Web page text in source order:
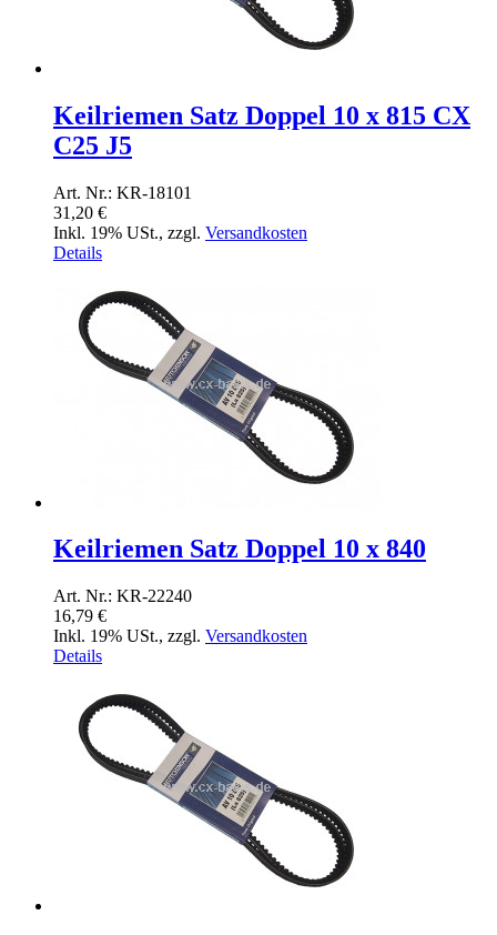
Keilriemen Satz Doppel 10 x 815 CX
C25 J5
Art. Nr.: KR-18101
31,20 €
Inkl. 19% USt., zzgl. Versandkosten
Details
Keilriemen Satz Doppel 10 x 840
Art. Nr.: KR-22240
16,79 €
Inkl. 19% USt., zzgl. Versandkosten
Details